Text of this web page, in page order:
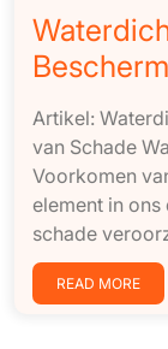
Artikel:
van Schade
Voorkomen
element in
schade
READ MORE